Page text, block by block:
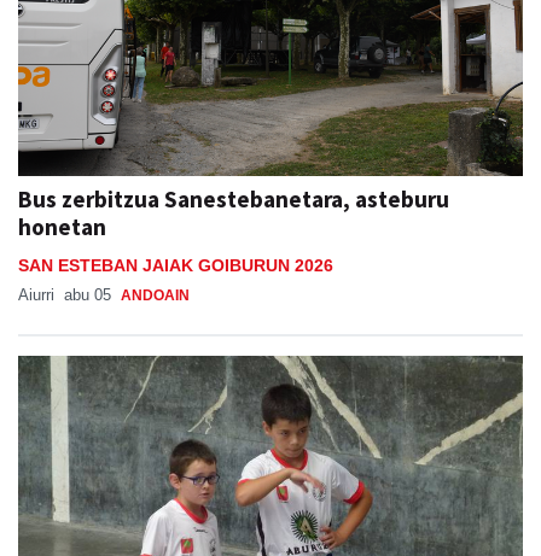
Bus zerbitzua Sanestebanetara, asteburu
honetan
SAN ESTEBAN JAIAK GOIBURUN 2026
Aiurri abu 05 ANDOAIN